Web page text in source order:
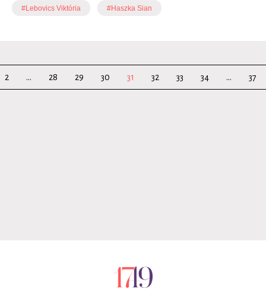
#Lebovics Viktória #Haszka Sian
2 ... 28 29 30 31 32 33 34 ... 37